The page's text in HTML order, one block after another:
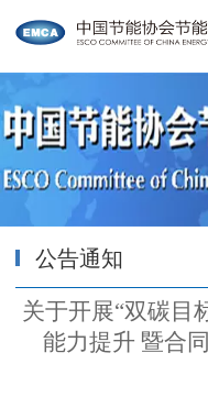
公告通知
关于开展“双碳目
能力提升 暨合